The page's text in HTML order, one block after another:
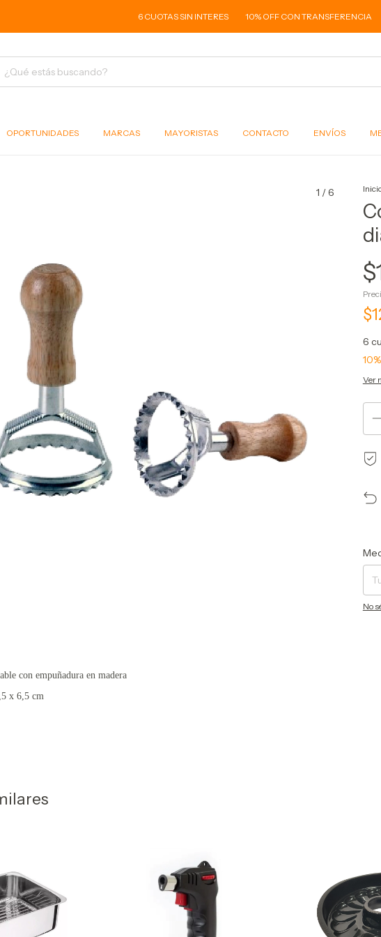
6 CUOTAS SIN INTERES 10% OFF CON TRANSFERENCIA
OPORTUNIDADES MARCAS MAYORISTAS CONTACTO ENVÍOS
1 /6
6
Ver
No
con empuñadura en madera
x 6,5 cm